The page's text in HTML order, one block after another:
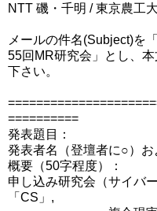
NTT 磯・千明 / 東京農
メールの件名(Subject)を
55回MR研究会」とし、
下さい。
==========
発表題目：
発表者名（登壇者に○）お
概要（50字程度）：
申し込み研究会（サイバ
「CS」,